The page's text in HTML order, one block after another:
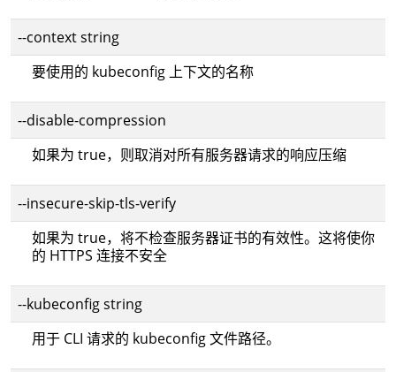
--context string
要使用的 kubeconfig 上下文的名称
--disable-compression
如果为 true，则取消对所有服务器请求的响应压缩
--insecure-skip-tls-verify
如果为 true，将不检查服务器证书的有效性。这将使你
的 HTTPS 连接不安全
--kubeconfig string
用于 CLI 请求的 kubeconfig 文件路径。